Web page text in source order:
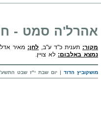
אהרל'ה סמט -
מקור: תענית כ"ד ע"ב, לחן: מאיר
נמצא באלבום: לא צויין.
מושקוביץ הדוד | יום שבת י"ז שבט התשע"א, 22-01-2011 בשעה